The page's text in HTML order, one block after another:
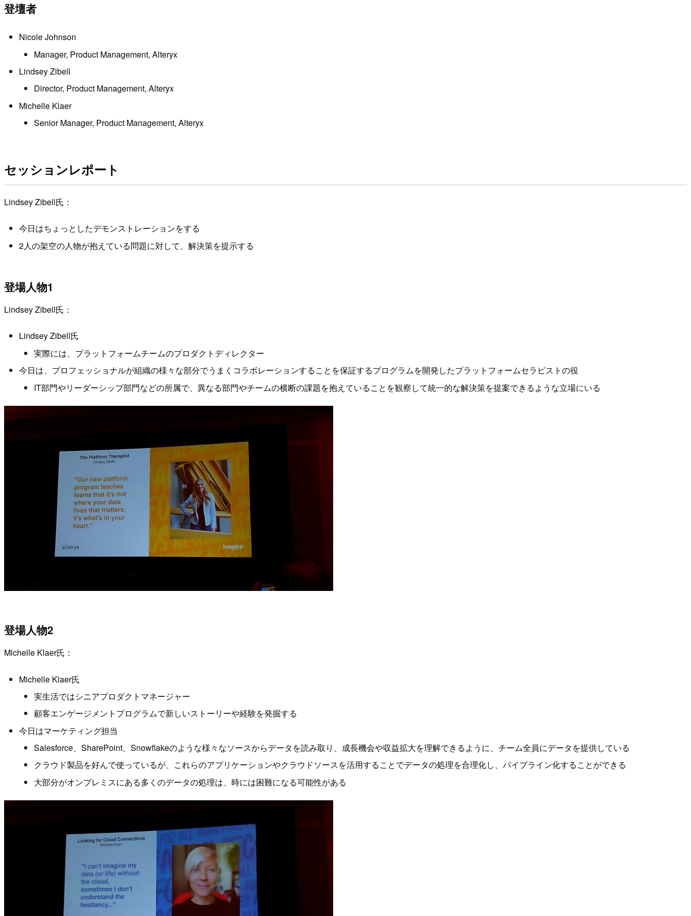
登壇者
Nicole Johnson
Manager, Product Management, Alteryx
Lindsey Zibell
Director, Product Management, Alteryx
Michelle Klaer
Senior Manager, Product Management, Alteryx
セッションレポート
Lindsey Zibell氏：
今日はちょっとしたデモンストレーションをする
2人の架空の人物が抱えている問題に対して、解決策を提示する
登場人物1
Lindsey Zibell氏：
Lindsey Zibell氏
実際には、プラットフォームチームのプロダクトディレクター
今日は、プロフェッショナルが組織の様々な部分でうまくコラボレーションすることを保証するプログラムを開発したプラットフォームセラピストの役
IT部門やリーダーシップ部門などの所属で、異なる部門やチームの横断の課題を抱えていることを観察して統一的な解決策を提案できるような立場にいる
登場人物2
Michelle Klaer氏：
Michelle Klaer氏
実生活ではシニアプロダクトマネージャー
顧客エンゲージメントプログラムで新しいストーリーや経験を発掘する
今日はマーケティング担当
Salesforce、SharePoint、Snowflakeのような様々なソースからデータを読み取り、成長機会や収益拡大を理解できるように、チーム全員にデータを提供している
クラウド製品を好んで使っているが、これらのアプリケーションやクラウドソースを活用することでデータの処理を合理化し、パイプライン化することができる
大部分がオンプレミスにある多くのデータの処理は、時には困難になる可能性がある